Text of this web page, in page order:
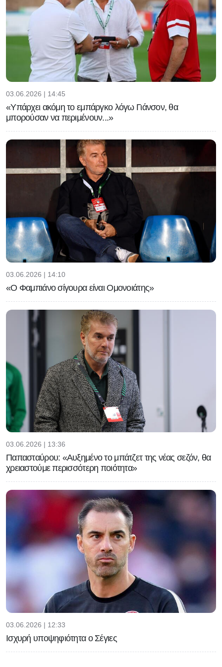
03.06.2026 | 14:45
«Υπάρχει ακόμη το εμπάργκο λόγω Γιάνσον, θα
μπορούσαν να περιμένουν...»
03.06.2026 | 14:10
«Ο Φαμπιάνο σίγουρα είναι Ομονοιάτης»
03.06.2026 | 13:36
Παπασταύρου: «Αυξημένο το μπάτζετ της νέας σεζόν, θα
χρειαστούμε περισσότερη ποιότητα»
03.06.2026 | 12:33
Ισχυρή υποψηφιότητα ο Σέγιες